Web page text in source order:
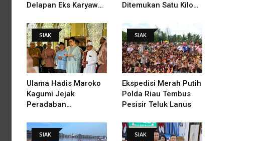
Delapan Eks Karyawan
Tindak Lanjut Putusan
PHI
Ditemukan Satu Kilo
Tenggelam
SIAK
Ulama Hadis Maroko
Kagumi Jejak
Peradaban
Ziarahi Makam Sultan
Hingga Pendiri
SIAK
Ekspedisi Merah Putih
Polda Riau Tembus
Pesisir Teluk Lanus
SIAK SIAK